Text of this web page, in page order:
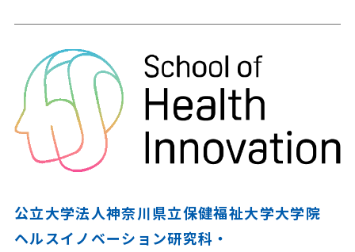
公立大学法人神奈川県立保健福祉大学大学院
ヘルスイノベーション研究科・